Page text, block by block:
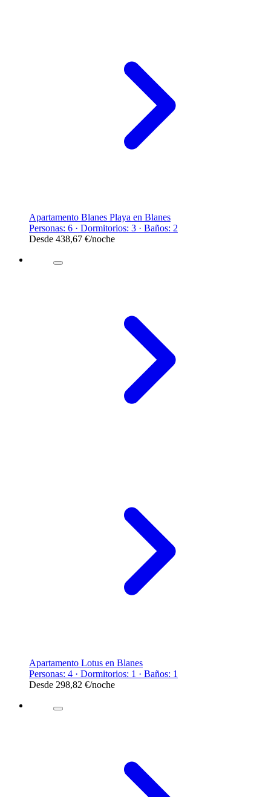
Apartamento Blanes Playa en Blanes
Personas: 6 · Dormitorios: 3 · Baños: 2
Desde 438,67 €/noche
Apartamento Lotus en Blanes
Personas: 4 · Dormitorios: 1 · Baños: 1
Desde 298,82 €/noche